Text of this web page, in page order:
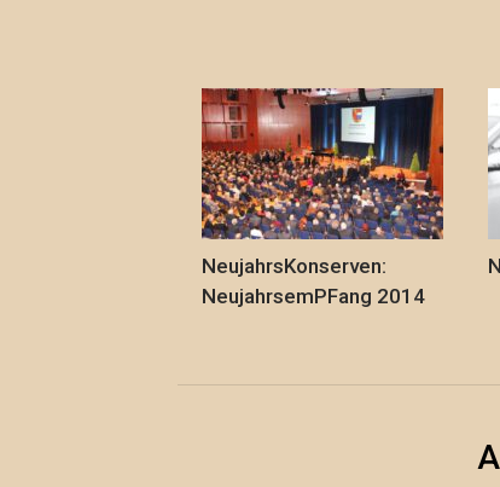
NeujahrsKonserven:
NeujahrsemPFang 2014